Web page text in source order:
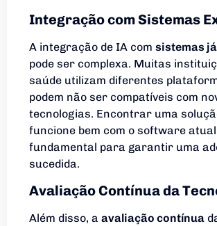
Integração com Sistemas
A integração de IA com sistemas
pode ser complexa. Muitas
saúde utilizam diferentes
podem não ser compatíveis com
tecnologias. Encontrar uma
funcione bem com o software
fundamental para garantir uma
sucedida.
Avaliação Contínua da
Além disso, a avaliação contínua